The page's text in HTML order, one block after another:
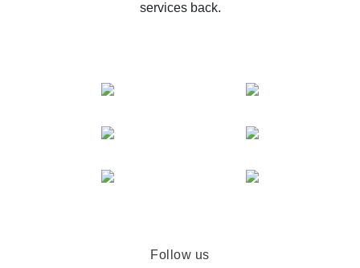
services back.
Follow us